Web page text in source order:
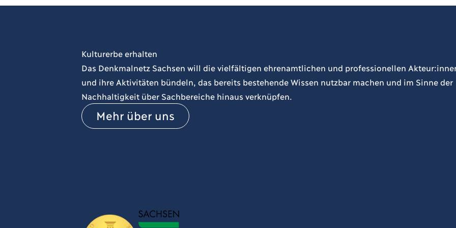
Kulturerbe erhalten
Das Denkmalnetz Sachsen will die vielfältigen ehrenamtlichen und professionellen
und ihre Aktivitäten bündeln, das bereits bestehende Wissen nutzbar machen und im Sinne der
Nachhaltigkeit über Sachbereiche hinaus verknüpfen.
Mehr über uns